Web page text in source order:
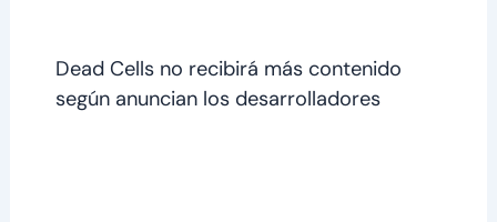
Dead Cells no recibirá más contenido
según anuncian los desarrolladores